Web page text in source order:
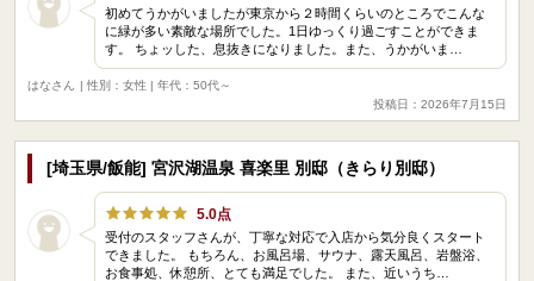
初めてうかがいましたが東京から２時間くらいのところでこんな
に緑が多い素敵な場所でした。1日ゆっくり過ごすことができま
す。 ちょッした、息抜きになりました。また、うかがいま…
はなさん
| 性別：女性 | 年代：50代～
投稿日：2026年7月15日
[埼玉県/飯能] 宮沢湖温泉 喜楽里 別邸（きらり別邸）
5.0点
受付のスタッフさんが、丁寧な対応で入店から気分良くスタート
できました。 もちろん、お風呂場、サウナ、露天風呂、岩盤浴、
お食事処、休憩所、とても満足でした。 また、近いうち…